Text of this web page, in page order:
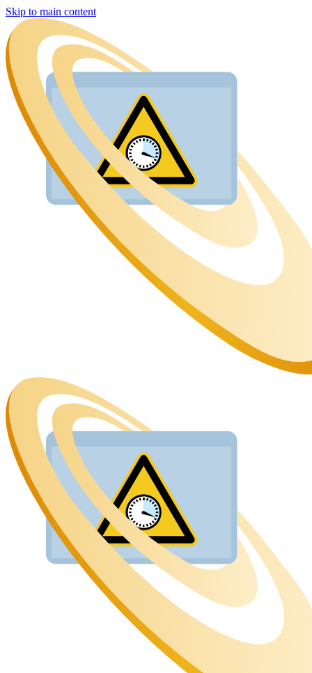
Skip to main content